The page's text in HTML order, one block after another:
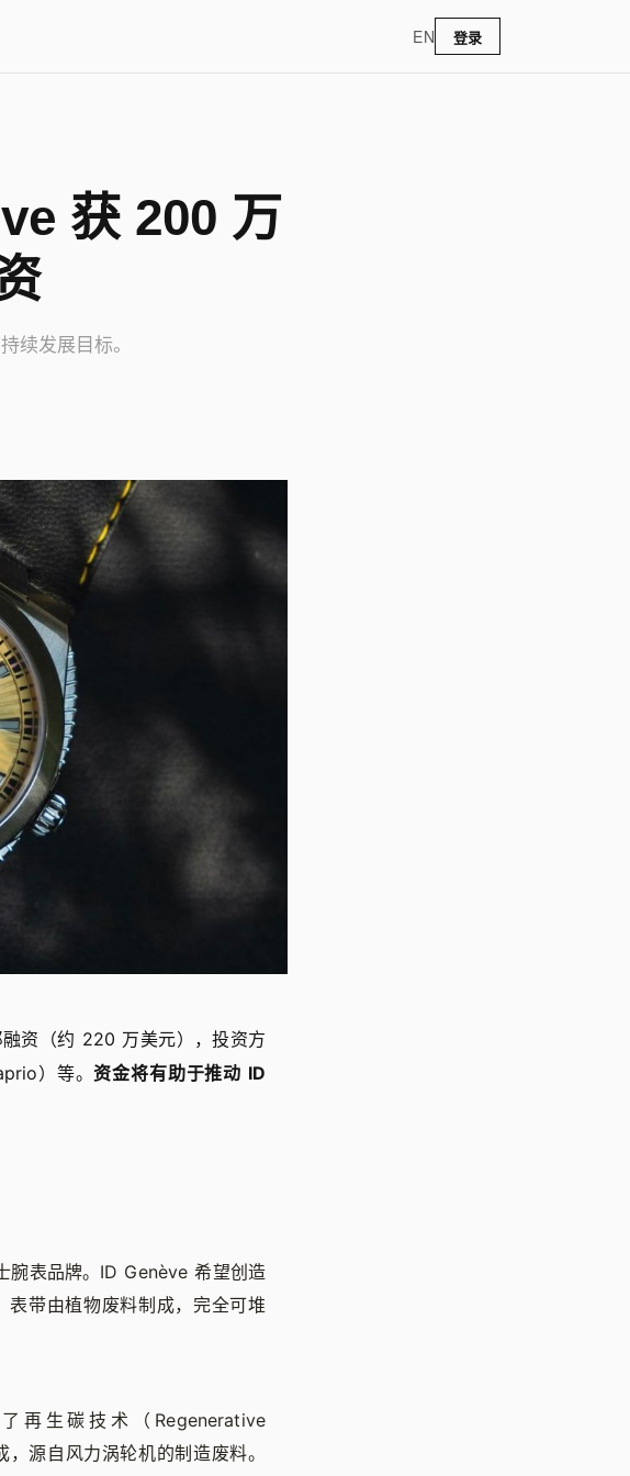
EN 登录
获 200 万
续发展目标。
资（约 220 万美元），投资方
）等。资金将有助于推动 ID
表品牌。ID Genève 希望创造
带由植物废料制成，完全可堆
再生碳技术（Regenerative
源自风力涡轮机的制造废料。